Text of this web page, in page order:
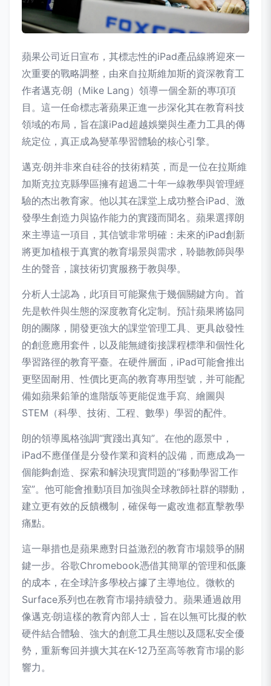
蘋果公司近日宣布，其標志性的iPad產品線將迎來一
次重要的戰略調整，由來自拉斯維加斯的資深教育工
作者邁克·朗（Mike Lang）領導一個全新的專項項
目。這一任命標志著蘋果正進一步深化其在教育科技
領域的布局，旨在讓iPad超越娛樂與生產力工具的傳
統定位，真正成為變革學習體驗的核心引擎。
邁克·朗并非來自硅谷的技術精英，而是一位在拉斯維
加斯克拉克縣學區擁有超過二十年一線教學與管理經
驗的杰出教育家。他以其在課堂上成功整合iPad、激
發學生創造力與協作能力的實踐而聞名。蘋果選擇朗
來主導這一項目，其信號非常明確：未來的iPad創新
將更加植根于真實的教育場景與需求，聆聽教師與學
生的聲音，讓技術切實服務于教與學。
分析人士認為，此項目可能聚焦于幾個關鍵方向。首
先是軟件與生態的深度教育化定制。預計蘋果將協同
朗的團隊，開發更強大的課堂管理工具、更具啟發性
的創意應用套件，以及能無縫銜接課程標準和個性化
學習路徑的教育平臺。在硬件層面，iPad可能會推出
更堅固耐用、性價比更高的教育專用型號，并可能配
備如蘋果鉛筆的進階版等更能促進手寫、繪圖與
STEM（科學、技術、工程、數學）學習的配件。
朗的領導風格強調“實踐出真知”。在他的愿景中，
iPad不應僅僅是分發作業和資料的設備，而應成為一
個能夠創造、探索和解決現實問題的“移動學習工作
室”。他可能會推動項目加強與全球教師社群的聯動，
建立更有效的反饋機制，確保每一處改進都直擊教學
痛點。
這一舉措也是蘋果應對日益激烈的教育市場競爭的關
鍵一步。谷歌Chromebook憑借其簡單的管理和低廉
的成本，在全球許多學校占據了主導地位。微軟的
Surface系列也在教育市場持續發力。蘋果通過啟用
像邁克·朗這樣的教育內部人士，旨在以無可比擬的軟
硬件結合體驗、強大的創意工具生態以及隱私安全優
勢，重新奪回并擴大其在K-12乃至高等教育市場的影
響力。